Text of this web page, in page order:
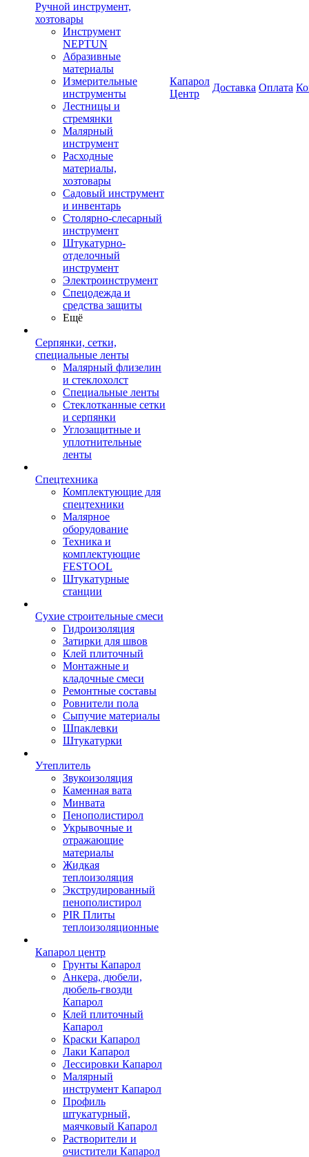
Ручной инструмент,
хозтовары
Инструмент
NEPTUN
Абразивные
материалы
Измерительные
инструменты
Лестницы и
стремянки
Малярный
инструмент
Расходные
материалы,
хозтовары
Садовый инструмент
и инвентарь
Столярно-слесарный
инструмент
Штукатурно-
отделочный
инструмент
Электроинструмент
Спецодежда и
средства защиты
Ещё
Серпянки, сетки,
специальные ленты
Малярный флизелин
и стеклохолст
Специальные ленты
Стеклотканные сетки
и серпянки
Углозащитные и
уплотнительные
ленты
Спецтехника
Комплектующие для
спецтехники
Малярное
оборудование
Техника и
комплектующие
FESTOOL
Штукатурные
станции
Сухие строительные смеси
Гидроизоляция
Затирки для швов
Клей плиточный
Монтажные и
кладочные смеси
Ремонтные составы
Ровнители пола
Сыпучие материалы
Шпаклевки
Штукатурки
Утеплитель
Звукоизоляция
Каменная вата
Минвата
Пенополистирол
Укрывочные и
отражающие
материалы
Жидкая
теплоизоляция
Экструдированный
пенополистирол
PIR Плиты
теплоизоляционные
Капарол центр
Грунты Капарол
Анкера, дюбели,
дюбель-гвозди
Капарол
Клей плиточный
Капарол
Краски Капарол
Лаки Капарол
Лессировки Капарол
Малярный
инструмент Капарол
Профиль
штукатурный,
маячковый Капарол
Растворители и
очистители Капарол
Капарол
Центр
Доставка Оплата